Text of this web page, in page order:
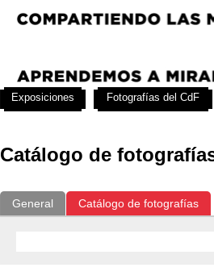
Catálogo de
General Catálogo de fotografías
Exposiciones Fotografías del CdF